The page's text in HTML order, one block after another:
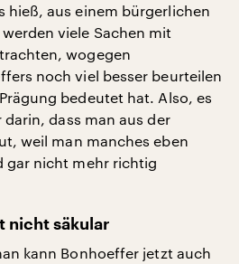
hieß, aus einem bürgerlichen
viele Sachen mit
wogegen
noch viel besser beurteilen
bedeutet hat. Also, es
dass man aus der
weil man manches eben
gar nicht mehr richtig
nicht säkular
kann Bonhoeffer jetzt auch